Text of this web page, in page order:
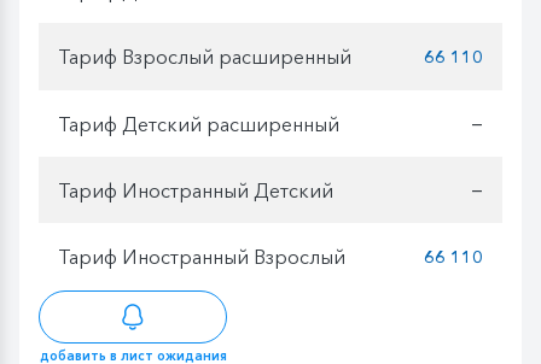
Тариф Взрослый расширенный 66 110
Тариф Детский расширенный —
Тариф Иностранный Детский —
Тариф Иностранный Взрослый 66 110
добавить в лист ожидания